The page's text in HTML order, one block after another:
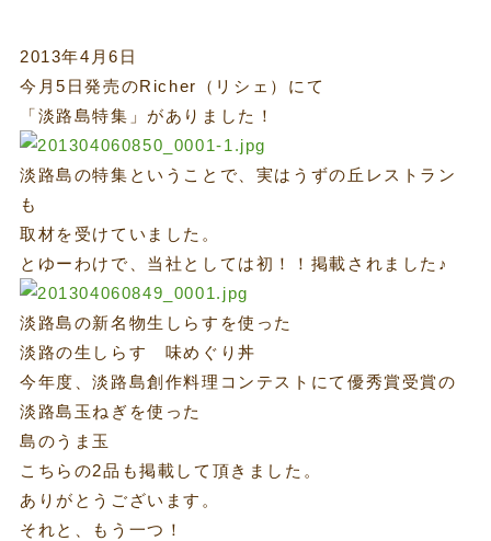
2013年4月6日
今月5日発売のRicher（リシェ）にて
「淡路島特集」がありました！
淡路島の特集ということで、実はうずの丘レストラン
も
取材を受けていました。
とゆーわけで、当社としては初！！掲載されました♪
淡路島の新名物生しらすを使った
淡路の生しらす 味めぐり丼
今年度、淡路島創作料理コンテストにて優秀賞受賞の
淡路島玉ねぎを使った
島のうま玉
こちらの2品も掲載して頂きました。
ありがとうございます。
それと、もう一つ！